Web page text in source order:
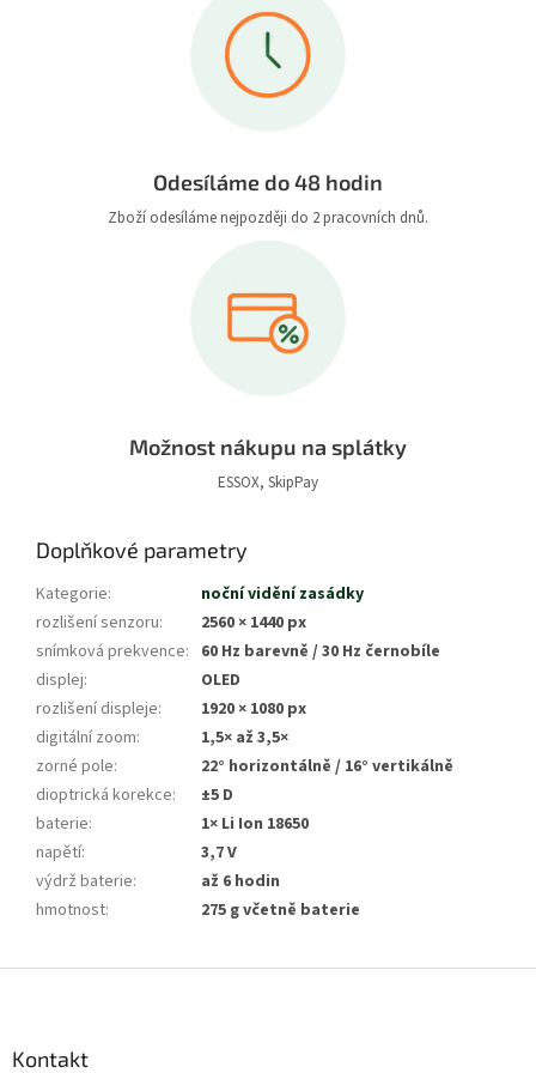
Odesíláme do 48 hodin
Zboží odesíláme nejpozději do 2 pracovních dnů.
Možnost nákupu na splátky
ESSOX, SkipPay
Doplňkové parametry
Kategorie:
noční vidění zasádky
rozlišení senzoru:
2560 × 1440 px
snímková prekvence: 60 Hz barevně / 30 Hz černobíle
displej:
OLED
rozlišení displeje:
1920 × 1080 px
digitální zoom:
1,5× až 3,5×
zorné pole:
22° horizontálně / 16° vertikálně
dioptrická korekce:
±5 D
baterie:
1× Li Ion 18650
napětí:
3,7 V
výdrž baterie:
až 6 hodin
hmotnost: 275 g včetně baterie
Kontakt